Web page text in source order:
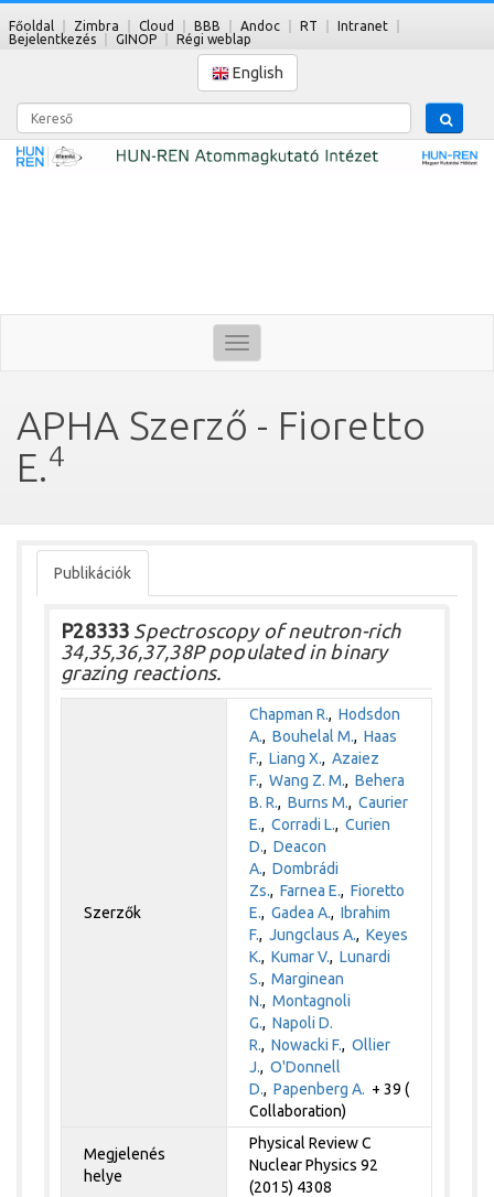
Főoldal Zimbra Cloud BBB Andoc RT
Intranet
Bejelentkezés
GINOP Régi weblap
English
Kereső
Toggle
navigation
APHA Szerző - Fioretto
E.4
Publikációk
P28333 Spectroscopy of neutron-rich
34,35,36,37,38P populated in binary
grazing reactions.
Szerzők
Chapman R.,Hodsdon
A.,Bouhelal M.,Haas
F.,Liang X.,Azaiez
F.,Wang Z. M.,Behera
B. R.,Burns M.,Caurier
E.,Corradi L.,Curien
D.,Deacon
A.,Dombrádi
Zs.,Farnea E.,Fioretto
E.,Gadea A.,Ibrahim
F.,Jungclaus A.,Keyes
K.,Kumar V.,Lunardi
S.,Marginean
N.,Montagnoli
G.,Napoli D.
R.,Nowacki F.,Ollier
J.,O'Donnell
D.,Papenberg A. + 39 (
Collaboration)
Megjelenés
helye
Physical Review C
Nuclear Physics 92
(2015) 4308